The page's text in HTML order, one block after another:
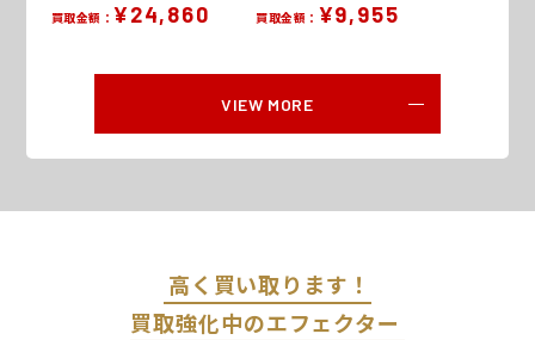
買取金額： ¥24,860 買取金額： ¥9,955
VIEW MORE
高く買い取ります！
買取強化中のエフェクター